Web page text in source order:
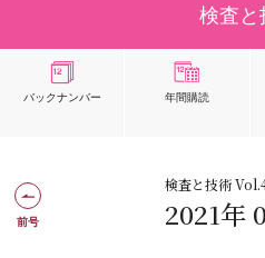
検査と
バックナンバー 年間購読
検査と技術
2021年
前号